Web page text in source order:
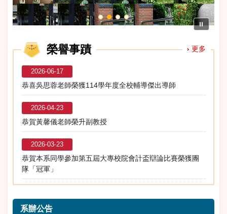
⏸
榮譽事蹟 更多
2026-06-17
恭喜吳思蓉老師榮獲114學年度全校輔導傑出導師
2026-04-23
恭賀黃馨儀老師榮升副教授
2026-03-23
恭賀本系同學參加第五屆大專校院會計盃辯論比賽榮獲團
隊「冠軍」
系辦公告